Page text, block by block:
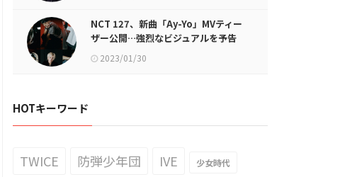
NCT 127、新曲「Ay-Yo」MVティー
ザー公開…強烈なビジュアルを予告
2023/01/30
HOTキーワード
TWICE 防弾少年団 IVE 少女時代